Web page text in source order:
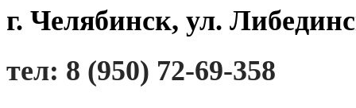
г. Челябинск, ул.
тел: 8 (950) 72-69-358